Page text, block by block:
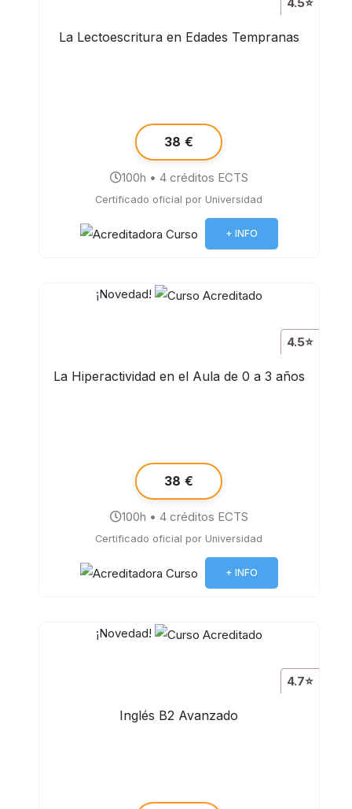
La Lectoescritura en Edades Tempranas
38 €
100h • 4 créditos ECTS
Certificado oficial por Universidad
+ INFO
¡Novedad!
4.5⭐
La Hiperactividad en el Aula de 0 a 3 años
38 €
100h • 4 créditos ECTS
Certificado oficial por Universidad
+ INFO
¡Novedad!
4.7⭐
Inglés B2 Avanzado